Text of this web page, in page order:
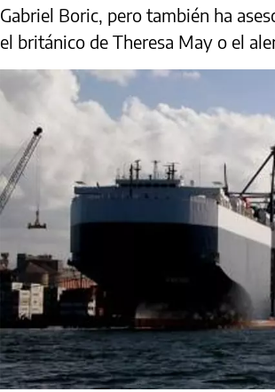
Gabriel Boric, pero también ha
el británico de Theresa May o el